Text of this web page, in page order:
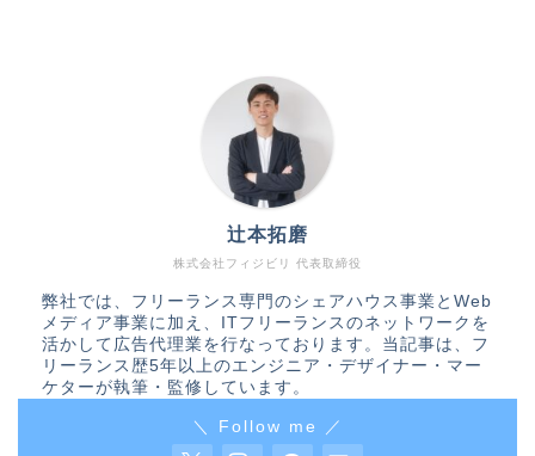
株式会社フィジビリ 代表取締役
辻本拓磨
弊社では、フリーランス専門のシェアハウス事業とWeb
メディア事業に加え、ITフリーランスのネットワークを
活かして広告代理業を行なっております。当記事は、フ
リーランス歴5年以上のエンジニア・デザイナー・マー
ケターが執筆・監修しています。
＼ Follow me ／